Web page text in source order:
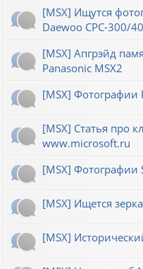
[MSX] Ищутся
Daewoo CPC-300/
[MSX] Апгрэйд
Panasonic MSX2
[MSX] Фотографии
[MSX] Статья про
www.microsoft.ru
[MSX] Фотографии
[MSX] Ищется
[MSX]